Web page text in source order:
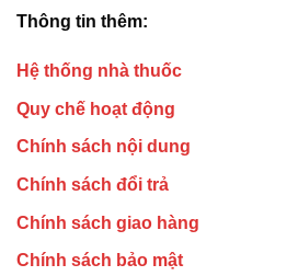
Thông tin thêm:
Hệ thống nhà thuốc
Quy chế hoạt động
Chính sách nội dung
Chính sách đổi trả
Chính sách giao hàng
Chính sách bảo mật